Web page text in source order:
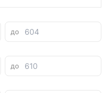
до
до
1-2 дні
-
HKUQ